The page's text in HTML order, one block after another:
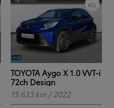
TOYOTA Aygo X 1.0 VVT-i
72ch Design
15 633 km / 2022